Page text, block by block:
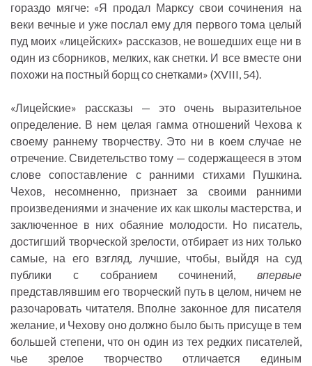
гораздо мягче: «Я продал Марксу свои сочинения на
веки вечные и уже послал ему для первого тома целый
пуд моих «лицейских» рассказов, не вошедших еще ни в
один из сборников, мелких, как снетки. И все вместе они
похожи на постный борщ со снетками» (XVIII, 54).
«Лицейские» рассказы — это очень выразительное
определение. В нем целая гамма отношений Чехова к
своему раннему творчеству. Это ни в коем случае не
отречение. Свидетельство тому — содержащееся в этом
слове сопоставление с ранними стихами Пушкина.
Чехов, несомненно, признает за своими ранними
произведениями и значение их как школы мастерства, и
заключенное в них обаяние молодости. Но писатель,
достигший творческой зрелости, отбирает из них только
самые, на его взгляд, лучшие, чтобы, выйдя на суд
публики с собранием сочинений, впервые
представлявшим его творческий путь в целом, ничем не
разочаровать читателя. Вполне законное для писателя
желание, и Чехову оно должно было быть присуще в тем
большей степени, что он один из тех редких писателей,
чье зрелое творчество отличается единым